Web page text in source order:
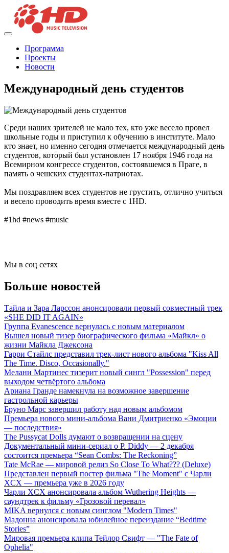
Программа
Проекты
Новости
Международный день студентов
Среди наших зрителей не мало тех, кто уже весело провел
школьные годы и приступил к обучению в институте. Мало
кто знает, но именно сегодня отмечается международный день
студентов, который был установлен 17 ноября 1946 года на
Всемирном конгрессе студентов, состоявшемся в Праге, в
память о чешских студентах-патриотах.
Мы поздравляем всех студентов не грустить, отлично учиться
и весело проводить время вместе с 1HD.
#1hd #news #music
Мы в соц сетях
Больше новостей
Тайла и Зара Ларссон анонсировали первый совместный трек
«SHE DID IT AGAIN»
Группа Evanescence вернулась с новым материалом
Вышел новый тизер биографического фильма «Майкл» о
жизни Майкла Джексона
Гарри Стайлс представил трек-лист нового альбома "Kiss All
The Time. Disco, Occasionally."
Мелани Мартинес тизерит новый сингл "Possession" перед
выходом четвёртого альбома
Ариана Гранде намекнула на возможное завершение
гастрольной карьеры
Бруно Марс завершил работу над новым альбомом
Премьера нового мини-альбома Вани Дмитриенко «Эмоции
— последствия»
The Pussycat Dolls думают о возвращении на сцену
Документальный мини-сериал о P. Diddy — 2 декабря
состоится премьера “Sean Combs: The Reckoning”
Tate McRae — мировой релиз So Close To What??? (Deluxe)
Представлен первый постер фильма "The Moment" с Чарли
XCX — премьера уже в 2026 году
Чарли XCX анонсировала альбом Wuthering Heights —
саундтрек к фильму «Грозовой перевал»
MIKA вернулся с новым синглом "Modern Times"
Мадонна анонсировала юбилейное переиздание “Bedtime
Stories”
Мировая премьера клипа Тейлор Свифт — "The Fate of
Ophelia"